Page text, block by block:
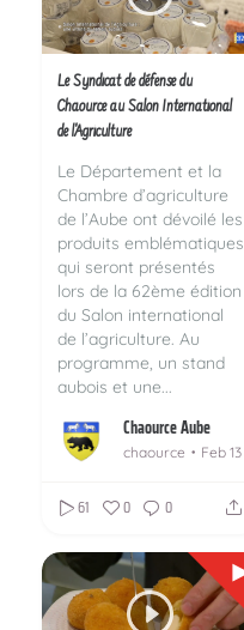
Le Syndicat de défense du
Chaource au Salon International
de l'Agriculture
Le Département et la
Chambre d’agriculture
de l’Aube ont dévoilé les
produits emblématiques
qui seront présentés
lors de la 62ème édition
du Salon international
de l’agriculture. Au
programme, un stand
aubois et une...
Chaource Aube
chaource Feb 13
61 0 0